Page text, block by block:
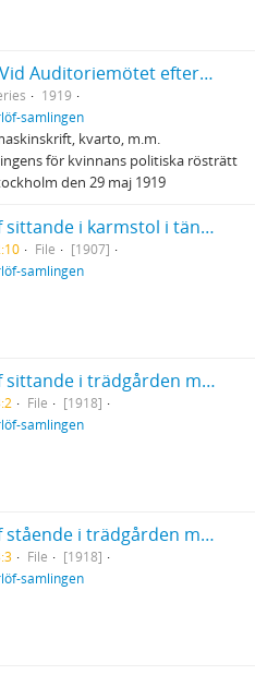
MANUSKRIPT: Vid Auditoriemötet efter rösträttssegern
1919
samlingen
kvarto, m.m.
för kvinnans politiska rösträtt
den 29 maj 1919
Selma Lagerlöf sittande i karmstol i tänkande pose
File
[1907]
samlingen
Selma Lagerlöf sittande i trädgården med pudeln Kurres framtassar i knät
File
[1918]
samlingen
Selma Lagerlöf stående i trädgården med pudeln Kurre bredvid sig
File
[1918]
samlingen